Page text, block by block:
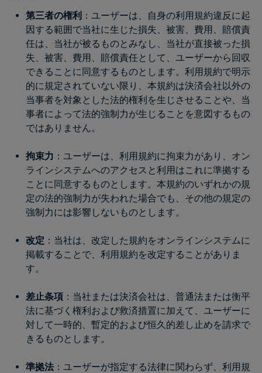
第三者の権利 ：ユーザーは、自身の利用規約違反に起
因する範囲で当社に生じた損失、被害、費用、賠償責
任は、当社が被るものとみなし、当社が直接被った損
失、被害、費用、賠償責任として、ユーザーから回収
できることに同意するものとします。利用規約で明示
的に規定されていない限り、本規約は決済会社以外の
当事者を対象とした法的権利を生じさせることや、当
事者によって法的強制力が生じることを意図するもの
ではありません。
拘束力 ：ユーザーは、利用規約に拘束力があり、オン
ラインシステムへのアクセスと利用はこれに準拠する
ことに同意するものとします。本規約のいずれかの規
定の法的強制力が失われた場合でも、その他の規定の
強制力には影響しないものとします。
改定 ：当社は、改定した規約をオンラインシステムに
掲載することで、利用規約を改定することがありま
す。
差止条項 ：当社または決済会社は、普通法または衡平
法に基づく権利および救済措置に加えて、ユーザーに
対して一時的、暫定的および恒久的差し止めを請求で
きるものとします。
準拠法 ：ユーザーが指定する法律に関わらず、利用規